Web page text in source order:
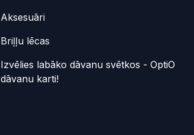
Aksesuāri
Briļļu lēcas
Izvēlies labāko dāvanu svētkos - OptiO
dāvanu karti!